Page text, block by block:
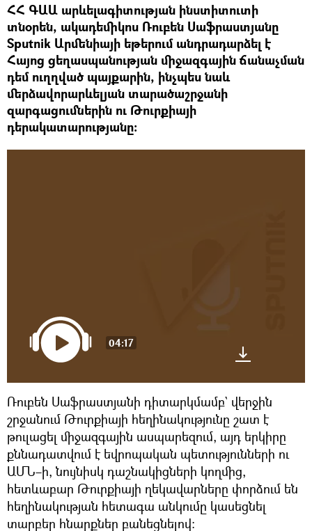
ՀՀ ԳԱԱ արևելագիտության ինստիտուտի
տնօրեն, ակադեմիկոս Ռուբեն Սաֆրաստյանը
Sputnik Արմենիայի եթերում անդրադարձել է
Հայոց ցեղասպանության միջազգային ճանաչման
դեմ ուղղված պայքարին, ինչպես նաև
մերձավորարևելյան տարածաշրջանի
զարգացումներին ու Թուրքիայի
դերակատարությանը։
04:17
Ռուբեն Սաֆրաստյանի դիտարկմամբ` վերջին
շրջանում Թուրքիայի հեղինակությունը շատ է
թուլացել միջազգային ասպարեզում, այդ երկիրը
քննադատվում է եվրոպական պետությունների ու
ԱՄՆ–ի, նույնիսկ դաշնակիցների կողմից,
հետևաբար Թուրքիայի ղեկավարները փորձում են
հեղինակության հետագա անկումը կասեցնել
տարբեր հնարքներ բանեցնելով։